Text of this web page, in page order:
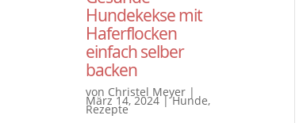
Hundekekse mit
Haferflocken
einfach selber
backen
von Christel Meyer |
März 14, 2024|Hunde,
Rezepte